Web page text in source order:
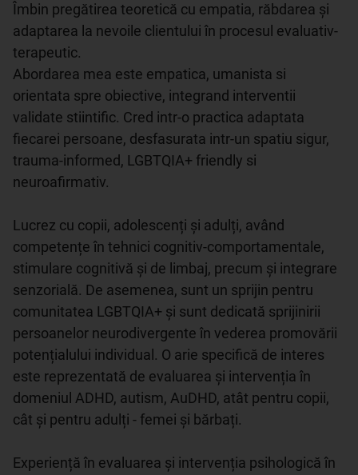
Îmbin pregătirea teoretică cu empatia, răbdarea și
adaptarea la nevoile clientului în procesul evaluativ-
terapeutic.
Abordarea mea este empatica, umanista si
orientata spre obiective, integrand interventii
validate stiintific. Cred intr-o practica adaptata
fiecarei persoane, desfasurata intr-un spatiu sigur,
trauma-informed, LGBTQIA+ friendly si
neuroafirmativ.
Lucrez cu copii, adolescenți și adulți, având
competențe în tehnici cognitiv-comportamentale,
stimulare cognitivă și de limbaj, precum și integrare
senzorială. De asemenea, sunt un sprijin pentru
comunitatea LGBTQIA+ și sunt dedicată sprijinirii
persoanelor neurodivergente în vederea promovării
potențialului individual. O arie specifică de interes
este reprezentată de evaluarea și intervenția în
domeniul ADHD, autism, AuDHD, atât pentru copii,
cât și pentru adulți - femei și bărbați.
Experiență în evaluarea și intervenția psihologică în